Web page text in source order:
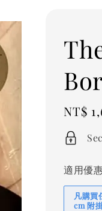
price
NT$
適用優
凡購買
cm 附